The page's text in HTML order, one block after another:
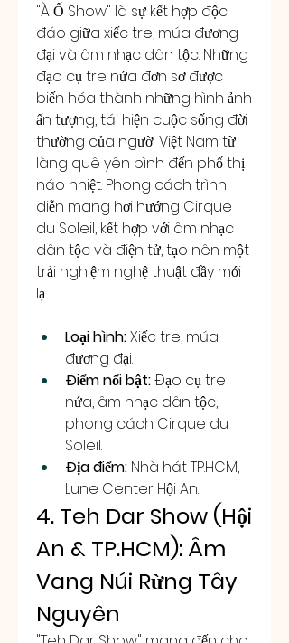
"À Ố Show" là sự kết hợp độc
đáo giữa xiếc tre, múa đương
đại và âm nhạc dân tộc. Những
đạo cụ tre nứa đơn sơ được
biến hóa thành những hình ảnh
ấn tượng, tái hiện cuộc sống đời
thường của người Việt Nam từ
làng quê yên bình đến phố thị
náo nhiệt. Phong cách trình
diễn mang hơi hướng Cirque
du Soleil, kết hợp với âm nhạc
dân tộc và điện tử, tạo nên một
trải nghiệm nghệ thuật đầy mới
lạ.
Loại hình: Xiếc tre, múa
đương đại.
Điểm nổi bật: Đạo cụ tre
nứa, âm nhạc dân tộc,
phong cách Cirque du
Soleil.
Địa điểm: Nhà hát TP.HCM,
Lune Center Hội An.
4. Teh Dar Show (Hội
An & TP.HCM): Âm
Vang Núi Rừng Tây
Nguyên